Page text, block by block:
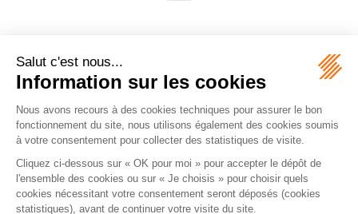
Écosystème
Carrières
Honoraires
Contacts
Mentions légales